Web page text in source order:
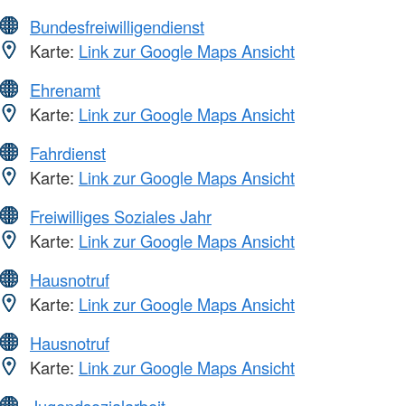
Bundesfreiwilligendienst
Karte: Link zur Google Maps Ansicht
Ehrenamt
Karte: Link zur Google Maps Ansicht
Fahrdienst
Karte: Link zur Google Maps Ansicht
Freiwilliges Soziales Jahr
Karte: Link zur Google Maps Ansicht
Hausnotruf
Karte: Link zur Google Maps Ansicht
Hausnotruf
Karte: Link zur Google Maps Ansicht